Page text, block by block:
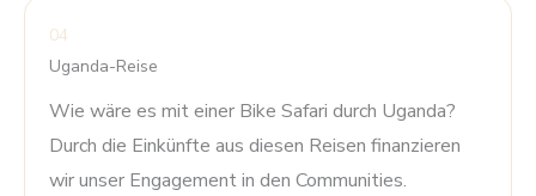
04
Uganda-Reise
Wie wäre es mit einer Bike Safari durch Uganda?
Durch die Einkünfte aus diesen Reisen finanzieren
wir unser Engagement in den Communities.